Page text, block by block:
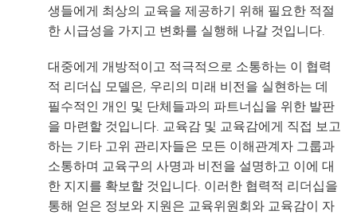
생들에게 최상의 교육을 제공하기 위해 필요한 적절
한 시급성을 가지고 변화를 실행해 나갈 것입니다.
대중에게 개방적이고 적극적으로 소통하는 이 협력
적 리더십 모델은, 우리의 미래 비전을 실현하는 데
필수적인 개인 및 단체들과의 파트너십을 위한 발판
을 마련할 것입니다. 교육감 및 교육감에게 직접 보고
하는 기타 고위 관리자들은 모든 이해관계자 그룹과
소통하며 교육구의 사명과 비전을 설명하고 이에 대
한 지지를 확보할 것입니다. 이러한 협력적 리더십을
통해 얻은 정보와 지원은 교육위원회와 교육감이 자